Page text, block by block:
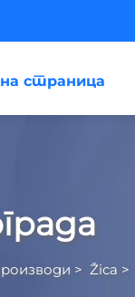
страница
> Žica